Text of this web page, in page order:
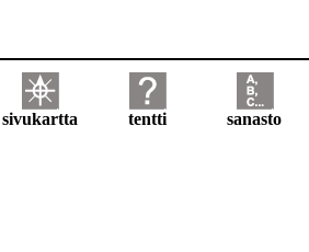
sivukartta tentti
sanasto